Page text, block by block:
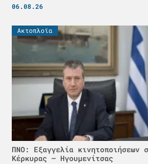
06.08.26
Ακτοπλοϊα
ΠΝΟ: Εξαγγελία κινητοποιήσεων
Κέρκυρας – Ηγουμενίτσας